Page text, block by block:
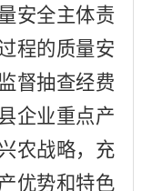
安全主体责
程的质量安
督抽查经费
企业重点产
农战略，充
优势和特色